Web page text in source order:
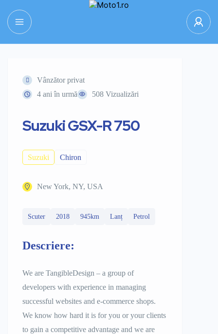
Vânzător privat
4 ani în urmă
508 Vizualizări
Suzuki GSX-R 750
Suzuki Chiron
New York, NY, USA
Scuter 2018 945km Lanț Petrol
Descriere:
We are TangibleDesign – a group of
developers with experience in managing
successful websites and e-commerce shops.
We know how hard it is for you or your clients
to gain a competitive advantage and we are